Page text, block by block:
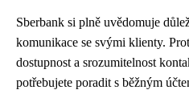
Sberbank si plně uvědomuje
komunikace se svými klienty.
dostupnost a srozumitelnost
potřebujete poradit s běžným